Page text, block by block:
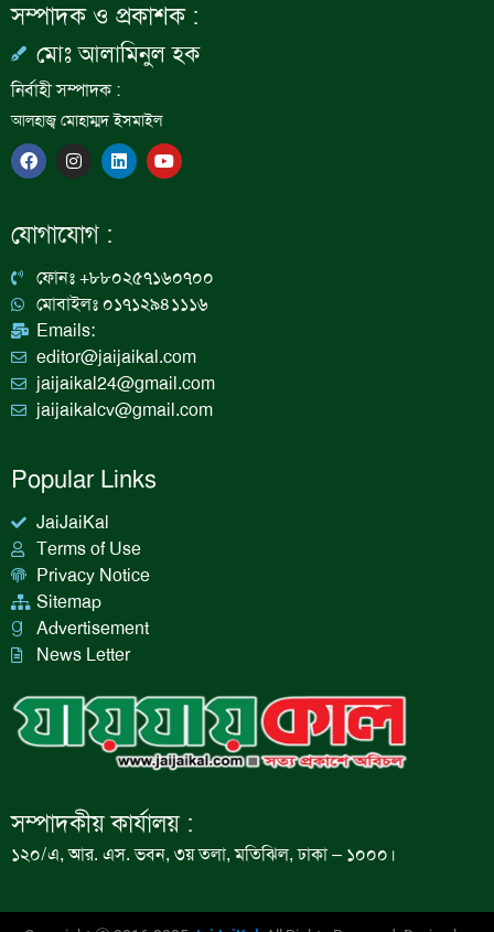
সম্পাদক ও প্রকাশক :
মোঃ আলামিনুল হক
নির্বাহী সম্পাদক :
আলহাজ্ব মোহাম্মদ ইসমাইল
F
a
c
b
o
I
n
s
a
g
a
m
L
i
n
n
Y
o
u
যোগাযোগ :
ফোনঃ +৮৮০২৫৭১৬০৭০০
মোবাইলঃ ০১৭১২৯৪১১১৬
Emails:
editor@jaijaikal.com
jaijaikal24@gmail.com
jaijaikalcv@gmail.com
Popular Links
JaiJaiKal
Terms of Use
Privacy Notice
Sitemap
Advertisement
News Letter
সম্পাদকীয় কার্যালয় :
১২০/এ, আর. এস. ভবন, ৩য় তলা, মতিঝিল, ঢাকা – ১০০০।